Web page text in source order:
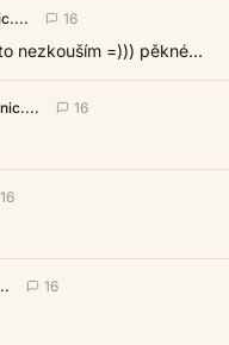
16
nezkouším =))) pěkné...
16
16
16